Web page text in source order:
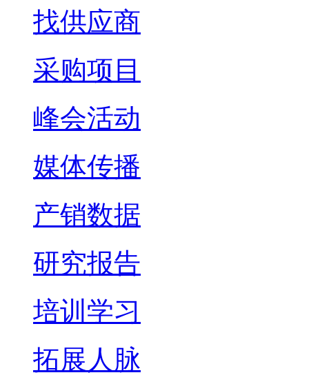
找供应商
采购项目
峰会活动
媒体传播
产销数据
研究报告
培训学习
拓展人脉